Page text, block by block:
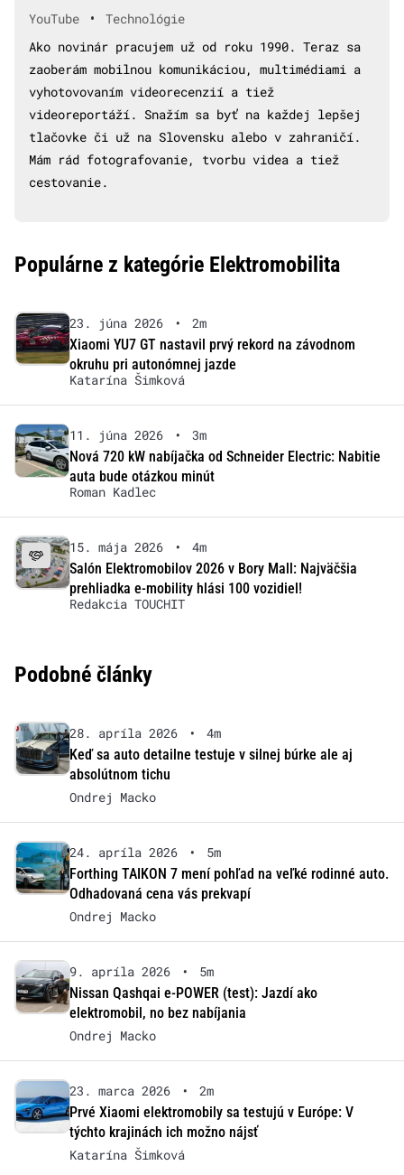
YouTube •
Technológie
Ako novinár pracujem už od roku 1990. Teraz sa
zaoberám mobilnou komunikáciou, multimédiami a
vyhotovovaním videorecenzií a tiež
videoreportáží. Snažím sa byť na každej lepšej
tlačovke či už na Slovensku alebo v zahraničí.
Mám rád fotografovanie, tvorbu videa a tiež
cestovanie.
Populárne z kategórie Elektromobilita
23. júna 2026 •
2m
Xiaomi YU7 GT nastavil prvý rekord na závodnom
okruhu pri autonómnej jazde
Katarína Šimková
11. júna 2026 •
3m
Nová 720 kW nabíjačka od Schneider Electric: Nabitie
auta bude otázkou minút
Roman Kadlec
15. mája 2026 •
4m
Salón Elektromobilov 2026 v Bory Mall: Najväčšia
prehliadka e-mobility hlási 100 vozidiel!
Redakcia TOUCHIT
Podobné články
28. apríla 2026 •
4m
Keď sa auto detailne testuje v silnej búrke ale aj
absolútnom tichu
Ondrej Macko
24. apríla 2026 •
5m
Forthing TAIKON 7 mení pohľad na veľké rodinné auto.
Odhadovaná cena vás prekvapí
Ondrej Macko
9. apríla 2026 •
5m
Nissan Qashqai e-POWER (test): Jazdí ako
elektromobil, no bez nabíjania
Ondrej Macko
23. marca 2026 •
2m
Prvé Xiaomi elektromobily sa testujú v Európe: V
týchto krajinách ich možno nájsť
Katarína Šimková